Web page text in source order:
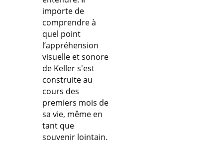
importe de
comprendre à
quel point
l’appréhension
visuelle et sonore
de Keller s'est
construite au
cours des
premiers mois de
sa vie, même en
tant que
souvenir lointain.